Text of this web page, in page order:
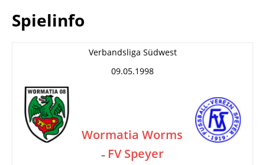
Spielinfo
Verbandsliga Südwest
09.05.1998
Wormatia Worms
– FV Speyer